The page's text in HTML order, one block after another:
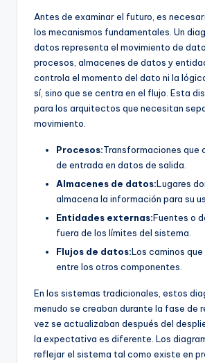
d
Antes de examinar el futuro, es
los mecanismos fundamentales. Un
datos representa el movimiento de
procesos, almacenes de datos y
controla el momento del dato ni la
sí, sino que se centra en el flujo. Esta
para los arquitectos que necesitan
movimiento.
Procesos:Transformaciones que
de entrada en datos de salida.
Almacenes de datos:Lugares
almacena la información para su
Entidades externas:Fuentes o
fuera de los límites del sistema.
Flujos de datos:Los caminos
entre los otros componentes.
En los sistemas tradicionales, estos
menudo se creaban durante la fase de
vez se actualizaban después del
la expectativa es diferente. Los
reflejar el sistema tal como existe en